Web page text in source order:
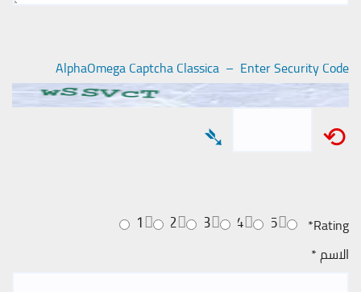
AlphaOmega Captcha Classica – Enter Security Code
⟲
➴
Rating
*
5
4
3
2
1
الاسم*